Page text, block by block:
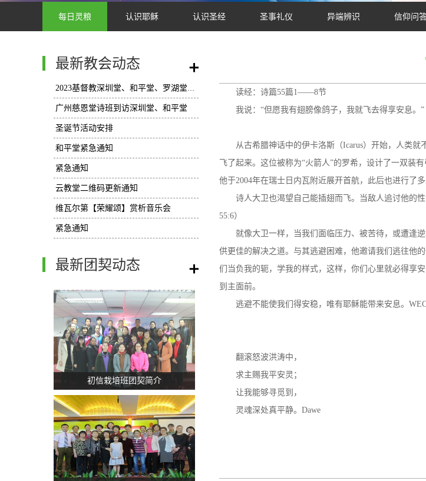
每日灵粮 认识耶稣 认识圣经 圣事礼仪 异端辨识 信仰问
最新教会动态
2023基督教深圳堂、和平堂、罗湖堂圣诞节活动安排
广州慈恩堂诗班到访深圳堂、和平堂
圣诞节活动安排
和平堂紧急通知
紧急通知
云教堂二维码更新通知
维瓦尔第【荣耀颂】赏析音乐会
紧急通知
最新团契动态
初信栽培班团契简介
读经：诗篇55篇1——8节
我说：“但愿我有翅膀像鸽子，我就飞去得享安息。”
从古希腊神话中的伊卡洛斯（Icarus）开始，人类
飞了起来。这位被称为“火箭人”的罗希，设计了一双装
他于2004年在瑞士日内瓦附近展开首航，此后也进行了多
诗人大卫也渴望自己能插翅而飞。当敌人追讨他的
55:6）
就像大卫一样，当我们面临压力、被苦待，或遭逢
供更佳的解决之道。与其逃避困难，他邀请我们逃往他
们当负我的轭，学我的样式，这样，你们心里就必得享
到主面前。
逃避不能使我们得安稳，唯有耶稣能带来安息。
翻滚怒波洪涛中，
求主赐我平安灵；
让我能够寻觅到，
灵魂深处真平静。Dawe